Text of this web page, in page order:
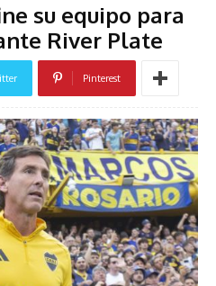
su equipo para
River Plate
Pinterest